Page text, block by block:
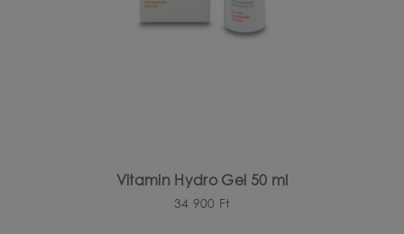
Vitamin Hydro Gel 50 ml
34 900 Ft